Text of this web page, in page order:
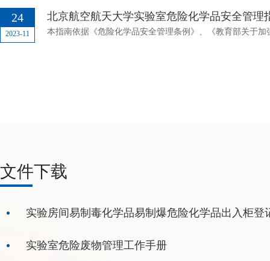
24
2023-11
北京航空航天大学实验室危险化学品安全管理
文件下载
实验房间易制毒化学品易制爆危险化学品出入柜
实验室危险废物管理工作手册